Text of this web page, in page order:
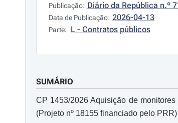
Publicação: Diário da República n.º
Data de Publicação: 2026-04-13
Parte: L - Contratos públicos
SUMÁRIO
CP 1453/2026 Aquisição de
(Projeto nº 18155 financiado pelo PRR)